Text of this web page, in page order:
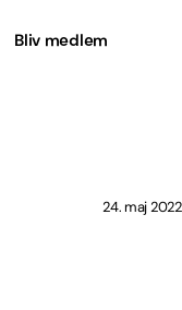
Bliv medlem
24. maj 2022